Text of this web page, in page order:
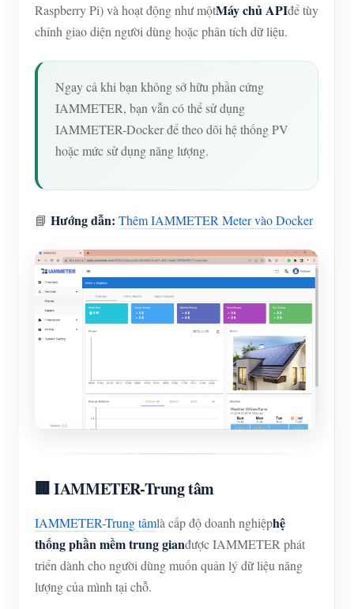
Raspberry Pi) và hoạt động như mộtMáy chủ APIđể tùy
chỉnh giao diện người dùng hoặc phân tích dữ liệu.
Ngay cả khi bạn không sở hữu phần cứng
IAMMETER, bạn vẫn có thể sử dụng
IAMMETER-Docker để theo dõi hệ thống PV
hoặc mức sử dụng năng lượng.
📘 Hướng dẫn: Thêm IAMMETER Meter vào Docker
🏢 IAMMETER-Trung tâm
IAMMETER-Trung tâmlà cấp độ doanh nghiệphệ
thống phần mềm trung gianđược IAMMETER phát
triển dành cho người dùng muốn quản lý dữ liệu năng
lượng của mình tại chỗ.